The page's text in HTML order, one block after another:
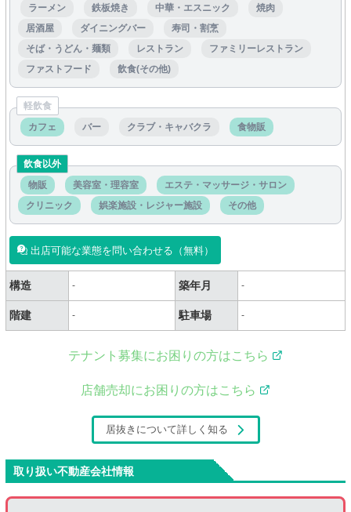
ラーメン 鉄板焼き 中華・エスニック
焼肉
居酒屋
ダイニングバー
寿司・割烹
そば・うどん・麺類
レストラン
ファミリーレストラン
ファストフード
飲食(その他)
軽飲食
カフェ
バー クラブ・キャバクラ 食物販
飲食以外
物販
美容室・理容室
エステ・マッサージ・サロン
クリニック
娯楽施設・レジャー施設 その他
出店可能な業態を問い合わせる（無料）
構造 - 築年月 -
階建 - 駐車場 -
テナント募集にお困りの方はこちら
店舗売却にお困りの方はこちら
居抜きについて詳しく知る
取り扱い不動産会社情報